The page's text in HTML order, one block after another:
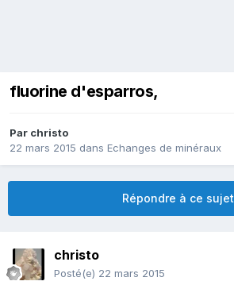
fluorine d'esparros,
Par christo
22 mars 2015 dans Echanges de minéraux
Répondre à ce sujet
christo
Posté(e) 22 mars 2015